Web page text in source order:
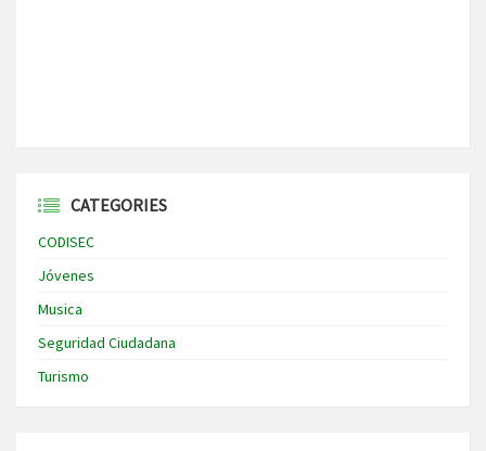
CATEGORIES
CODISEC
Jóvenes
Musica
Seguridad Ciudadana
Turismo